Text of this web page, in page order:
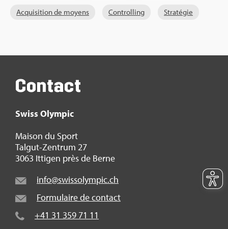
Acqui­si­tion de moyens Control­ling Stra­té­gie
Contact
Swiss Olym­pic
Mai­son du Sport
Tal­gut-Zen­trum 27
3063 Itti­gen près de Berne
info@​swi​ssol​ympi​c.​ch
For­mu­laire de contact
+41 31 359 71 11